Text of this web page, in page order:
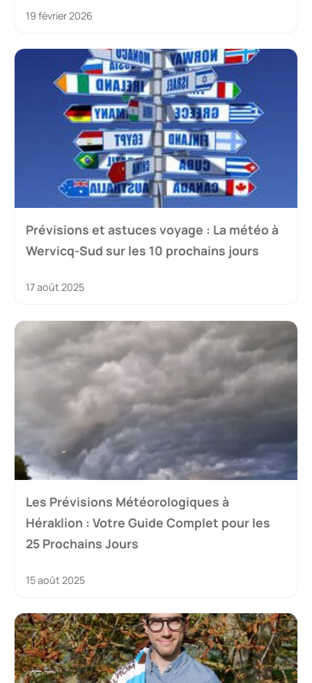
19 février 2026
Prévisions et astuces voyage : La météo à
Wervicq-Sud sur les 10 prochains jours
17 août 2025
Les Prévisions Météorologiques à
Héraklion : Votre Guide Complet pour les
25 Prochains Jours
15 août 2025